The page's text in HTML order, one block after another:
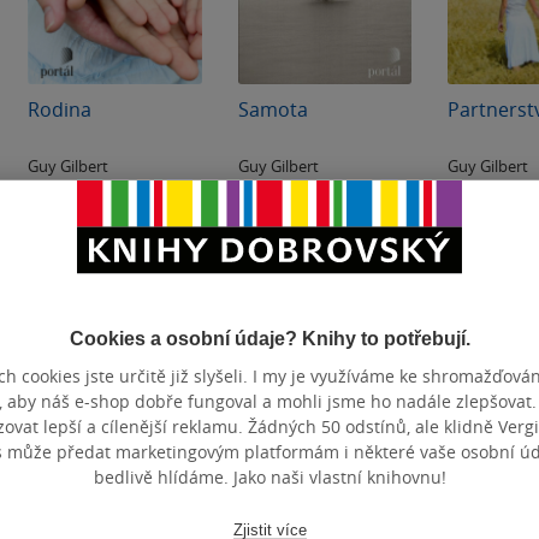
Rodina
Guy Gilbert
hvězdiček
133 Kč
149 Kč
Samota
Guy Gilbert
hvězdiček
142 Kč
Běžně159 Kč
Guy Gilbert
hvězdiček
142 Kč
Běžně
Cookies a osobní údaje? Knihy to potřebují.
cookies jste určitě již slyšeli. I my je využíváme ke
aby náš e-shop dobře fungoval a mohli jsme ho nadále zlepšovat.
lepší a cílenější reklamu. Žádných 50 odstínů, ale klidně
může předat marketingovým platformám i některé vaše osobní
bedlivě hlídáme. Jako naši vlastní knihovnu!
Zjistit více